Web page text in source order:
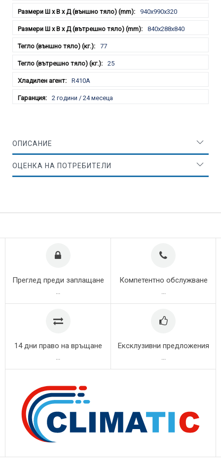
940x990x320
840x288x840
77
25
R410A
2 години / 24 месеца
ОПИСАНИЕ
ОЦЕНКА НА ПОТРЕБИТЕЛИ
Преглед преди заплащане
...
Компетентно обслужване
...
14 дни право на връщане
...
Ексклузивни предложения
...